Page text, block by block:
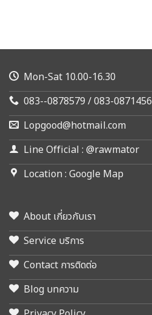
Mon-Sat 10.00-16.30
083--0878579 / 083-0871456
Lopgood@hotmail.com
Line Official : @rawmator
Location : Google Map
About เกี่ยวกับเรา
Service บริการ
Contact การติดต่อ
Blog บทความ